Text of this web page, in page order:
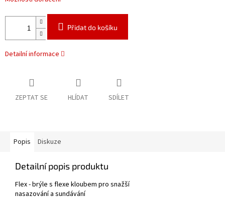
Přidat do košíku
Detailní informace
ZEPTAT SE HLÍDAT SDÍLET
Popis Diskuze
Detailní popis produktu
Flex - brýle s flexe kloubem pro snažší
nasazování a sundávání